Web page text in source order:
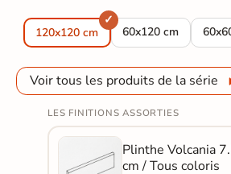
120x120 cm 60x120 cm
Carrelage sol effet
Voir tous les produits de la série
LES FINITIONS ASSORTIES
Plinthe Volcania
cm / Tous coloris